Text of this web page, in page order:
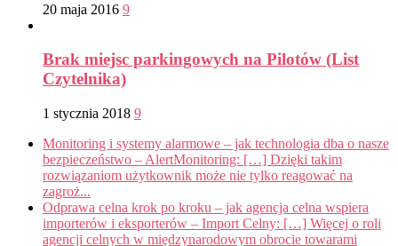
20 maja 2016 9
Brak miejsc parkingowych na Pilotów (List
Czytelnika)
1 stycznia 2018 9
Monitoring i systemy alarmowe – jak technologia dba o nasze
bezpieczeństwo – AlertMonitoring: […] Dzięki takim
rozwiązaniom użytkownik może nie tylko reagować na
zagroż...
Odprawa celna krok po kroku – jak agencja celna wspiera
importerów i eksporterów – Import Celny: […] Więcej o roli
agencji celnych w międzynarodowym obrocie towarami